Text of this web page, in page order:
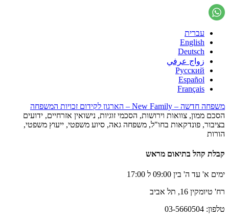
עברית
English
Deutsch
زواج عرفي
Русский
Español
Français
משפחה חדשה – New Family – הארגון לקידום זכויות המשפחה
הסכם ממון, צוואות וירושות, הסכמי זוגיות, נישואין אזרחיים, ידועים
בציבור, פונדקאות בחו"ל, משפחה גאה, סיוע משפטי, ייעוץ משפטי,
הורות
קבלת קהל בתיאום מראש
ימים א' עד ה' בין 09:00 ל 17:00
רח' טיומקין 16, תל אביב
טלפון: 03-5660504